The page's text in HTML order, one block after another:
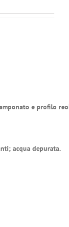
e profilo
acqua depurata.